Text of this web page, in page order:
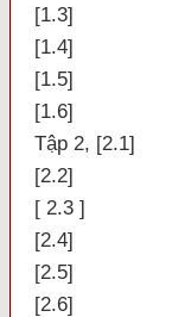
[1.3]
[1.4]
[1.5]
[1.6]
Tập 2, [2.1]
[2.2]
[ 2.3 ]
[2.4]
[2.5]
[2.6]